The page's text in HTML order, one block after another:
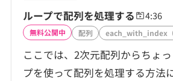
ループで配列を処理する 4:36
無料公開中 配列 each_with_index（
ここでは、2次元配列からちょ
プを使って配列を処理する方法